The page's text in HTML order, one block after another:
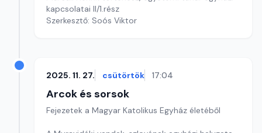
kapcsolatai II/1.rész
Szerkesztő: Soós Viktor
2025. 11. 27. csütörtök 17:04
Arcok és sorsok
Fejezetek a Magyar Katolikus Egyház életéből